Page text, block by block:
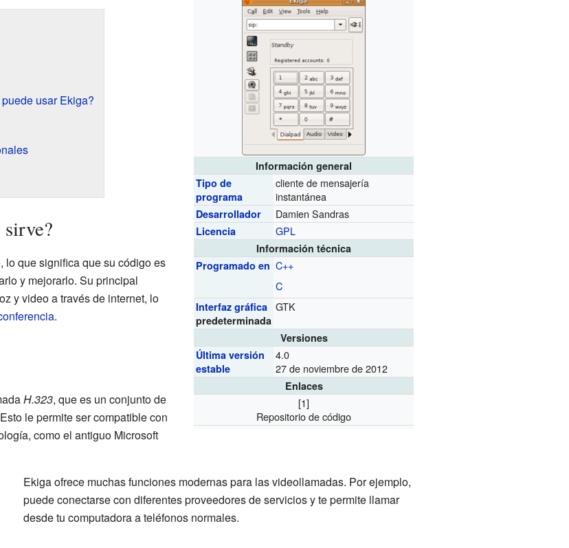
Información general
Tipo de
programa
cliente de mensajería
instantánea
Desarrollador Damien Sandras
Licencia GPL
Información técnica
Programado en C++
C
Interfaz gráfica
predeterminada
GTK
Versiones
Última versión
estable
4.0
27 de noviembre de 2012
Enlaces
[1]
Repositorio de código
usar Ekiga?
sirve?
, lo que significa que su código es
y mejorarlo. Su principal
y video a través de internet, lo
.
H.323, que es un conjunto de
le permite ser compatible con
como el antiguo Microsoft
Ekiga ofrece muchas funciones modernas para las videollamadas. Por ejemplo,
puede conectarse con diferentes proveedores de servicios y te permite llamar
desde tu computadora a teléfonos normales.